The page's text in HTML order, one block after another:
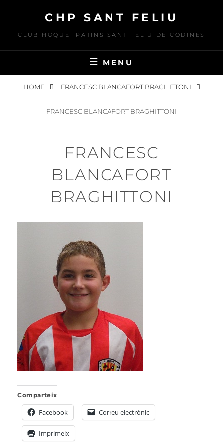
content
CHP SANT FELIU
CLUB HOQUEI PATINS SANT FELIU DE CODINES
MENU
HOME FRANCESC BLANCAFORT BRAGHITTONI
FRANCESC BLANCAFORT BRAGHITTONI
FRANCESC
BLANCAFORT
BRAGHITTONI
Comparteix
Facebook Correu electrònic
Imprimeix